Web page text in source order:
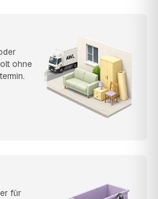
ohne
für